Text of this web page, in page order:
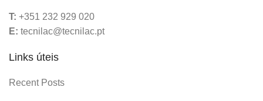
T: +351 232 929 020
E: tecnilac@tecnilac.pt
Links úteis
Recent Posts